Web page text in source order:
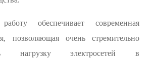
обеспечивает современная
позволяющая очень стремительно
нагрузку электросетей в